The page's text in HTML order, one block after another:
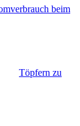
beim
Töpfern zu